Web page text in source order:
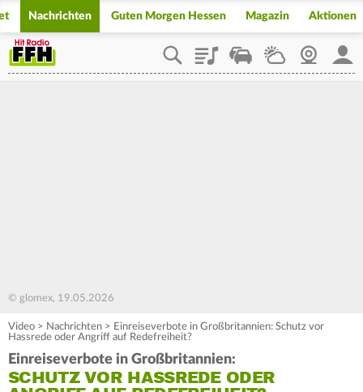
Nachrichten Guten Morgen Hessen Magazin Aktionen
PlaylistStaupilotWetterWebcam
© glomex, 19.05.2026
Video > Nachrichten > Einreiseverbote in Großbritannien: Schutz vor
Hassrede oder Angriff auf Redefreiheit?
Einreiseverbote in Großbritannien:
SCHUTZ VOR HASSREDE ODER